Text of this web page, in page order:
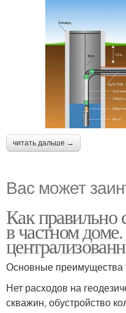
читать дальше →
Вас может
Как правильно
в частном
Основные преимущества
Нет расходов на
скважин, обустройство